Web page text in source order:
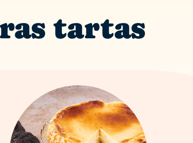
tartas